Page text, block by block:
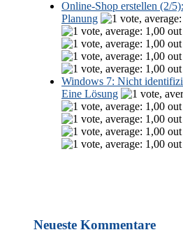
Online-Shop erstellen (2/
Planung
Windows 7: Nicht
Eine Lösung
Neueste Kommentare